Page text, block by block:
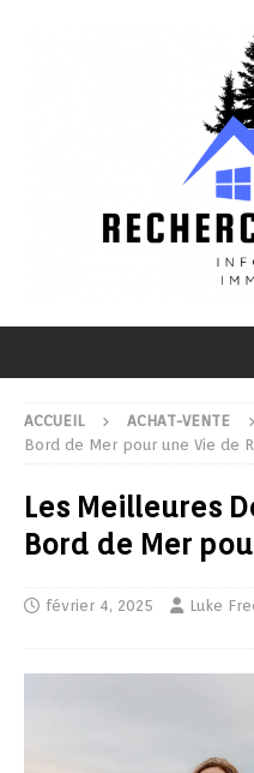
ACCUEIL ACHAT-VENTE
Bord de Mer pour une Vie de
Les Meilleures
Bord de Mer
février 4, 2025 Luke